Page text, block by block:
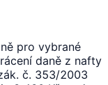
pro vybrané
daně z nafty
č. 353/2003